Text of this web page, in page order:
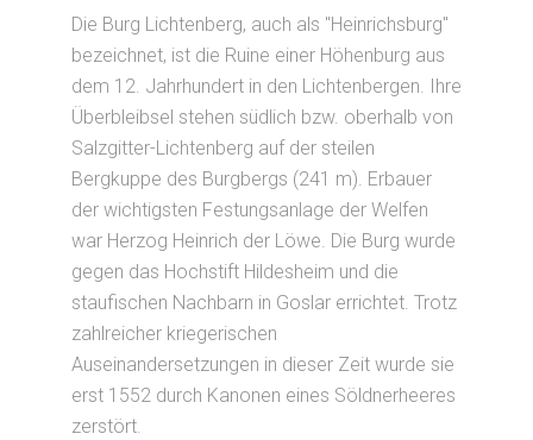
Die Burg Lichtenberg, auch als "Heinrichsburg"
bezeichnet, ist die Ruine einer Höhenburg aus
dem 12. Jahrhundert in den Lichtenbergen. Ihre
Überbleibsel stehen südlich bzw. oberhalb von
Salzgitter-Lichtenberg auf der steilen
Bergkuppe des Burgbergs (241 m). Erbauer
der wichtigsten Festungsanlage der Welfen
war Herzog Heinrich der Löwe. Die Burg wurde
gegen das Hochstift Hildesheim und die
staufischen Nachbarn in Goslar errichtet. Trotz
zahlreicher kriegerischen
Auseinandersetzungen in dieser Zeit wurde sie
erst 1552 durch Kanonen eines Söldnerheeres
zerstört.